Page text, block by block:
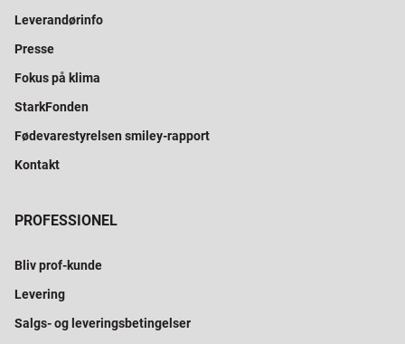
Leverandørinfo
Presse
Fokus på klima
StarkFonden
Fødevarestyrelsen smiley-rapport
Kontakt
PROFESSIONEL
Bliv prof-kunde
Levering
Salgs- og leveringsbetingelser